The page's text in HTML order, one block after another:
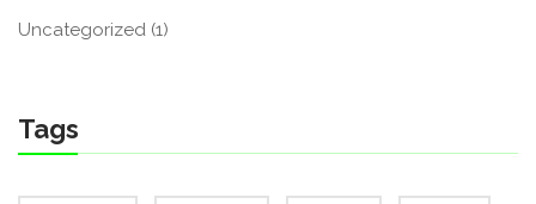
Uncategorized (1)
Tags